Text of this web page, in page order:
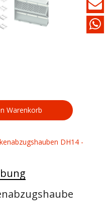
Warenkorb
DH14 -